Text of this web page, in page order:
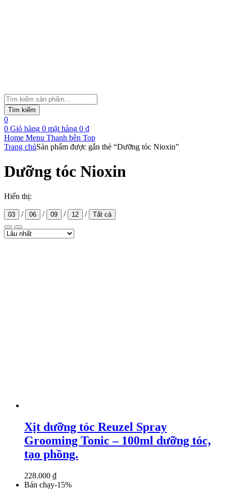
Tìm
kiếm
sản
phẩm
Tìm kiếm
0
0 Giỏ hàng 0 mặt hàng 0 ₫
Home Menu Thanh bên Top
Trang chủSản phẩm được gắn thẻ “Dưỡng tóc Nioxin”
Dưỡng tóc Nioxin
Hiển thị:
03 / 06 / 09 / 12 / Tất cả
Xịt dưỡng tóc Reuzel Spray
Grooming Tonic – 100ml dưỡng tóc,
tạo phồng.
228.000 ₫
Bán chạy-15%